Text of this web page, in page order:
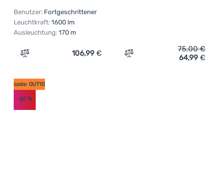
Benutzer: Fortgeschrittener
Leuchtkraft: 1600 lm
Ausleuchtung: 170 m
Zum Vergleich 'Stirnlampe Fenix HM65R-T V2.0'
106,99 €
Zum Vergleich
75,00€
64,99 €
code: OUT10
-20 %